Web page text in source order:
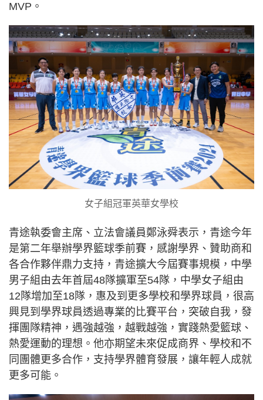
MVP。
女子組冠軍英華女學校
青途執委會主席、立法會議員鄭泳舜表示，青途今年
是第二年舉辦學界籃球季前賽，感謝學界、贊助商和
各合作夥伴鼎力支持，青途擴大今屆賽事規模，中學
男子組由去年首屆48隊擴軍至54隊，中學女子組由
12隊增加至18隊，惠及到更多學校和學界球員，很高
興見到學界球員透過專業的比賽平台，突破自我，發
揮團隊精神，遇強越強，越戰越強，實踐熱愛籃球、
熱愛運動的理想。他亦期望未來促成商界、學校和不
同團體更多合作，支持學界體育發展，讓年輕人成就
更多可能。